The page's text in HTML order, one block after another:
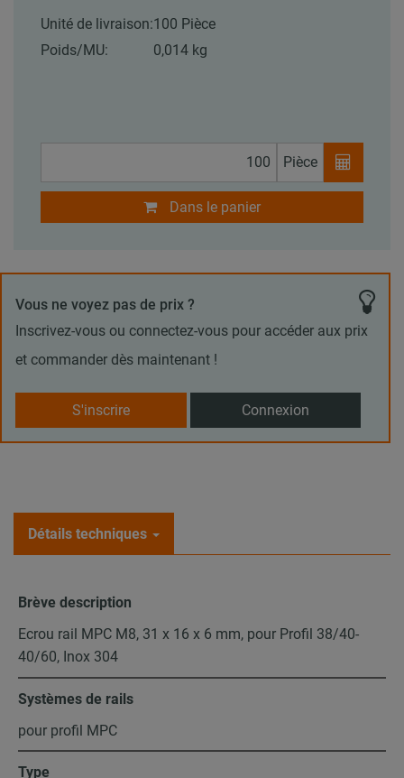
Unité de livraison:100 Pièce
Poids/MU:
0,014 kg
Pièce
Dans le panier
Vous ne voyez pas de prix ?
Inscrivez-vous ou connectez-vous pour accéder aux prix
et commander dès maintenant !
S'inscrire Connexion
Détails techniques
Brève description
Ecrou rail MPC M8, 31 x 16 x 6 mm, pour Profil 38/40-
40/60, Inox 304
Systèmes de rails
pour profil MPC
Type